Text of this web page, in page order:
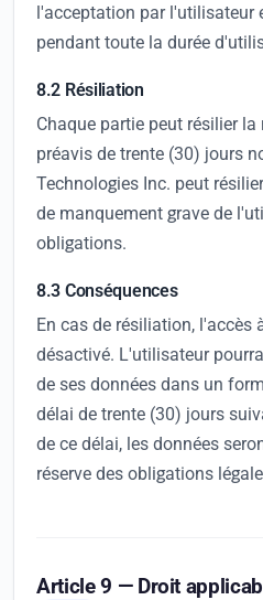
l'acceptation par l'utilisateur
pendant toute la durée
8.2 Résiliation
Chaque partie peut résilier
préavis de trente (30) jours
Technologies Inc. peut
de manquement grave de
obligations.
8.3 Conséquences
En cas de résiliation, l'accès
désactivé. L'utilisateur
de ses données dans un
délai de trente (30) jours
de ce délai, les données
réserve des obligations
Article 9 — Droit